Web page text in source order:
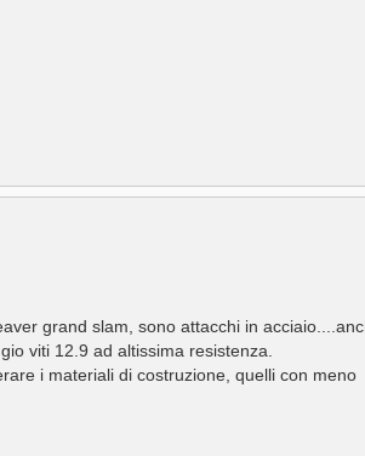
grand slam, sono attacchi in
viti 12.9 ad altissima resistenza.
i materiali di costruzione, quelli con meno